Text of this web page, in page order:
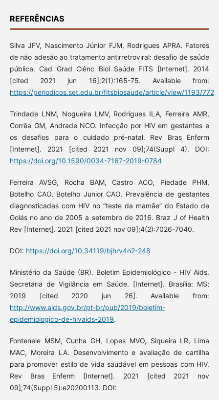
REFERÊNCIAS
Silva JFV, Nascimento Júnior FJM, Rodrigues APRA. Fatores
de não adesão ao tratamento antirretroviral: desafio de saúde
pública. Cad Grad Ciênc Biol Saúde FITS [Internet]. 2014
[cited 2021 jun 16];2(1):165-75. Available from:
https://periodicos.set.edu.br/fitsbiosaude/article/view/1193/772
Trindade LNM, Nogueira LMV, Rodrigues ILA, Ferreira AMR,
Corrêa GM, Andrade NCO. Infecção por HIV em gestantes e
os desafios para o cuidado pré-natal. Rev Bras Enferm
[Internet]. 2021 [cited 2021 nov 09];74(Suppl 4). DOI:
https://doi.org/10.1590/0034-7167-2019-0784
Ferreira AVSG, Rocha BAM, Castro ACO, Piedade PHM,
Botelho CAO, Botelho Junior CAO. Prevalência de gestantes
diagnosticadas com HIV no “teste da mamãe” do Estado de
Goiás no ano de 2005 a setembro de 2016. Braz J of Health
Rev [Internet]. 2021 [cited 2021 nov 09];4(2):7026-7040.
DOI: https://doi.org/10.34119/bjhrv4n2-248
Ministério da Saúde (BR). Boletim Epidemiológico - HIV Aids.
Secretaria de Vigilância em Saúde. [Internet]. Brasília: MS;
2019 [cited 2020 jun 26]. Available from:
http://www.aids.gov.br/pt-br/pub/2019/boletim-
epidemiologico-de-hivaids-2019.
Fontenele MSM, Cunha GH, Lopes MVO, Siqueira LR, Lima
MAC, Moreira LA. Desenvolvimento e avaliação de cartilha
para promover estilo de vida saudável em pessoas com HIV.
Rev Bras Enferm [Internet]. 2021 [cited 2021 nov
09];74(Suppl 5):e20200113. DOI: